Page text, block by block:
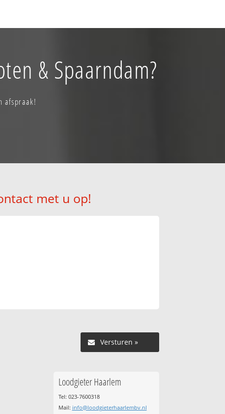
& Spaarndam?
afspraak!
met u op!
Versturen »
Loodgieter Haarlem
Tel: 023-7600318
Mail: info@loodgieterhaarlembv.nl